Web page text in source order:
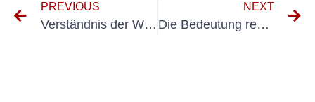
PREVIOUS
Verständnis der Wichtigkeit von tragbaren Testen: Ein Leitfaden für den Trümpfe von Holzung ortsveränlicher Geräte dguv v3
NEXT
Die Bedeutung regelmäßiger Inspektionen für bewegliche Vermögenswerte am Arbeitsplatz